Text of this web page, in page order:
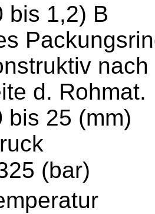
bis 1,2) B
nach
d. Rohmat.
bis 25 (mm)
(bar)